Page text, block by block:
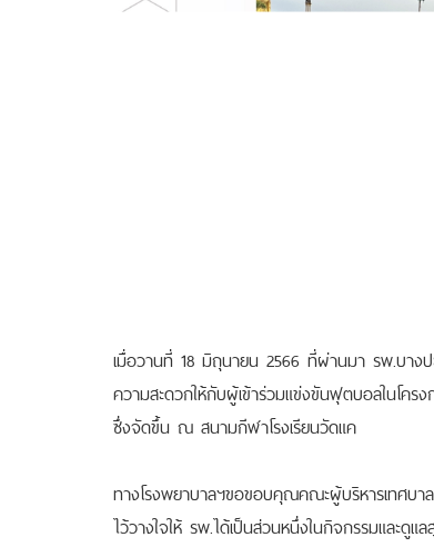
เมื่อวานที่ 18 มิถุนายน 2566 ที่ผ่านมา รพ.บาง
ความสะดวกให้กับผู้เข้าร่วมแข่งขันฟุตบอลในโคร
ซึ่งจัดขึ้น ณ สนามกีฬาโรงเรียนวัดแค
ทางโรงพยาบาลฯขอขอบคุณคณะผู้บริหารเทศบ
ไว้วางใจให้ รพ.ได้เป็นส่วนหนึ่งในกิจกรรมและดูแ